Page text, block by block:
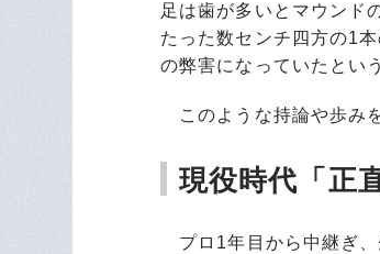
足は歯が多いとマウンド
たった数センチ四方の1
の弊害になっていたとい
このような持論や歩み
現役時代「正
プロ1年目から中継ぎ、